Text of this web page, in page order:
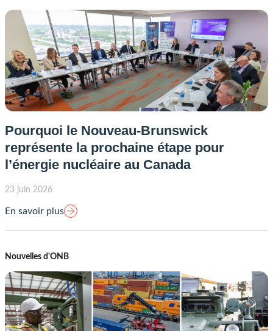
Pourquoi le Nouveau-Brunswick
représente la prochaine étape pour
l’énergie nucléaire au Canada
23 juin 2026
En savoir plus
Nouvelles d'ONB